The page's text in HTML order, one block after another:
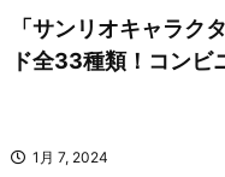
「サンリオキャラク
ド全33種類！コンビ
1月 7, 2024